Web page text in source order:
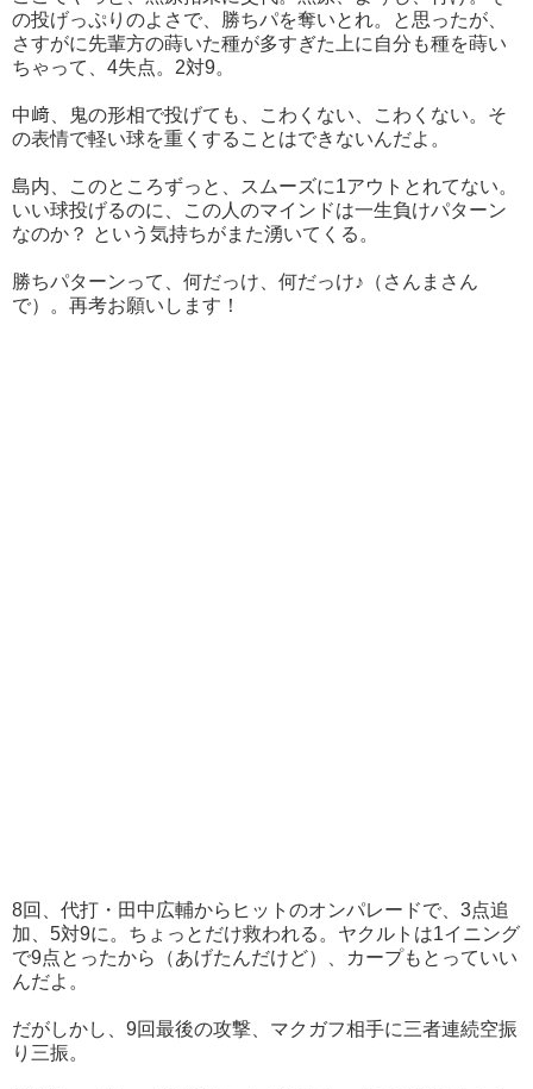
の投げっぷりのよさで、勝ちパを奪いとれ。と思ったが、
さすがに先輩方の蒔いた種が多すぎた上に自分も種を蒔い
ちゃって、4失点。2対9。
中﨑、鬼の形相で投げても、こわくない、こわくない。そ
の表情で軽い球を重くすることはできないんだよ。
島内、このところずっと、スムーズに1アウトとれてない。
いい球投げるのに、この人のマインドは一生負けパターン
なのか？ という気持ちがまた湧いてくる。
勝ちパターンって、何だっけ、何だっけ♪（さんまさん
で）。再考お願いします！
8回、代打・田中広輔からヒットのオンパレードで、3点追
加、5対9に。ちょっとだけ救われる。ヤクルトは1イニング
で9点とったから（あげたんだけど）、カープもとっていい
んだよ。
だがしかし、9回最後の攻撃、マクガフ相手に三者連続空振
り三振。